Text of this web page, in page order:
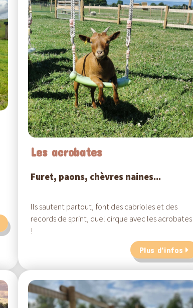
Les acrobates
Furet, paons, chèvres naines...
Ils sautent partout, font des cabrioles et des
records de sprint, quel cirque avec les acrobates
!
Plus d'infos